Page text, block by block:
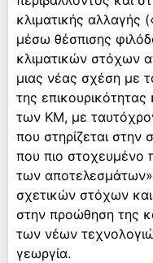
κλιματικής αλλαγής
μέσω θέσπισης
κλιματικών στόχων
μιας νέας σχέση με
της επικουρικότητας
των ΚΜ, με
που στηρίζεται
που πιο στοχευμένο
των αποτελεσμάτων»
σχετικών στόχων
στην προώθηση της
των νέων
γεωργία.